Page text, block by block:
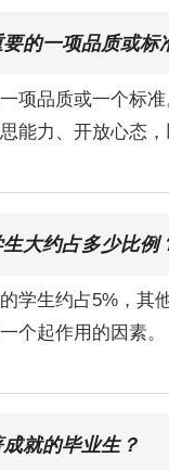
的一项品质或标
项品质或一个标
能力、开放心态，
大约占多少比例
学生约占5%，其
个起作用的因素。
就的毕业生？